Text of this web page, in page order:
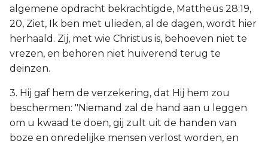
algemene opdracht bekrachtigde, Mattheüs 28:19,
20, Ziet, Ik ben met ulieden, al de dagen, wordt hier
herhaald. Zij, met wie Christus is, behoeven niet te
vrezen, en behoren niet huiverend terug te
deinzen.
3. Hij gaf hem de verzekering, dat Hij hem zou
beschermen: "Niemand zal de hand aan u leggen
om u kwaad te doen, gij zult uit de handen van
boze en onredelijke mensen verlost worden, en